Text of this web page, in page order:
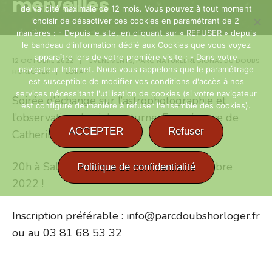
merveilles
12 OCTOBRE 2022 | ÉVÉNEMENTS,PARC NATUREL RÉGIONAL DU DOUBS
HORLOGER
| LORAY
Soirée d’échange sur l’astrophotographie et
l’observation du ciel nocturne. En présence de
Catherine Angyan.
20h à Salle de la Cure à Loray le 24 octobre
2022 !
Inscription préférable : info@parcdoubshorloger.fr
ou au 03 81 68 53 32
de validité maximale de 12 mois. Vous pouvez à tout moment
choisir de désactiver ces cookies en paramétrant de 2
manières : - Depuis le site, en cliquant sur « REFUSER » depuis
le bandeau d'information dédié aux Cookies que vous voyez
apparaître lors de votre première visite ; - Dans votre
navigateur Internet. Nous vous rappelons que le paramétrage
est susceptible de modifier vos conditions d'accès à nos
services nécessitant l'utilisation de cookies (si votre navigateur
est configuré de manière à refuser l'ensemble des cookies).
ACCEPTER Refuser
Politique de confidentialité